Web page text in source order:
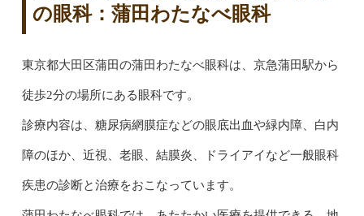
の眼科：蒲田わたなべ眼科
東京都大田区蒲田の蒲田わたなべ眼科は、京急蒲田駅から
徒歩2分の場所にある眼科です。
診療内容は、糖尿病網膜症などの眼底出血や緑内障、白内
障のほか、近視、老眼、結膜炎、ドライアイなど一般眼科
疾患の診断と治療をおこなっています。